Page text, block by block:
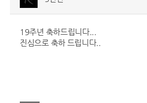
19주년 축하드립니다...
진심으로 축하 드립니다..